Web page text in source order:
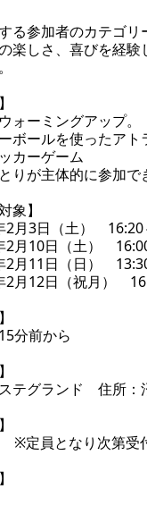
る参加者のカテゴ
楽しさ、喜びを経
ォーミングアップ。
ボールを使ったアト
カーゲーム
りが主体的に参加
象】
月3日（土） 16:20
月10日（土）
月11日（日）
月12日（祝月）
分前から
テグランド 住所：
員となり次第受付